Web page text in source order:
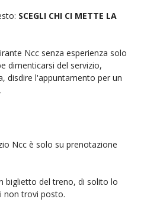
SCEGLI CHI CI METTE LA
Ncc senza esperienza solo
dimenticarsi del servizio,
disdire l'appuntamento per un
Ncc è solo su prenotazione
biglietto del treno, di solito lo
non trovi posto.